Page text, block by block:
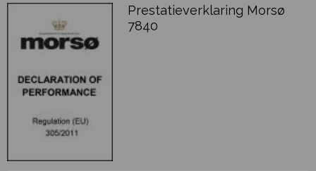
Prestatieverklaring Morsø
7840